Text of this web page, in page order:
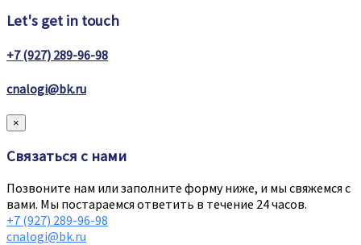
Let's get in touch
+7 (927) 289-96-98
cnalogi@bk.ru
×
Связаться с нами
Позвоните нам или заполните форму ниже, и мы свяжемся с
вами. Мы постараемся ответить в течение 24 часов.
+7 (927) 289-96-98
cnalogi@bk.ru